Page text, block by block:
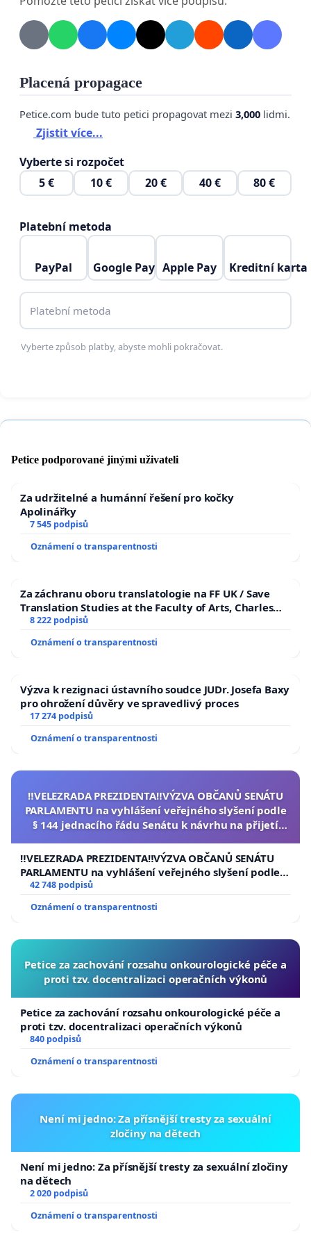
Placená propagace
Petice.com bude tuto petici propagovat mezi 3,000 lidmi.
Zjistit více...
Vyberte si rozpočet
5 €
10 € 20 € 40 € 80 €
Platební metoda
PayPal Google Pay Apple Pay Kreditní karta
Platební metoda
Vyberte způsob platby, abyste mohli pokračovat.
Petice podporované jinými uživateli
Za udržitelné a humánní řešení pro kočky
Apolinářky
7 545 podpisů
Oznámení o transparentnosti
Za záchranu oboru translatologie na FF UK / Save
Translation Studies at the Faculty of Arts, Charles
University
8 222 podpisů
Oznámení o transparentnosti
Výzva k rezignaci ústavního soudce JUDr. Josefa Baxy
pro ohrožení důvěry ve spravedlivý proces
17 274 podpisů
Oznámení o transparentnosti
‼️VELEZRADA PREZIDENTA‼️VÝZVA OBČANŮ SENÁTU
PARLAMENTU na vyhlášení veřejného slyšení podle
§ 144 jednacího řádu Senátu k návrhu na přijetí
republiky
‼️VELEZRADA PREZIDENTA‼️VÝZVA OBČANŮ SENÁTU
PARLAMENTU na vyhlášení veřejného slyšení podle §
144 jednacího řádu Senátu k návrhu na přijetí
usnesení k podání ústavní žaloby na prezidenta
republiky
42 748 podpisů
Oznámení o transparentnosti
Petice za zachování rozsahu onkourologické péče a
proti tzv. docentralizaci operačních výkonů
Petice za zachování rozsahu onkourologické péče a
proti tzv. docentralizaci operačních výkonů
840 podpisů
Oznámení o transparentnosti
Není mi jedno: Za přísnější tresty za sexuální
zločiny na dětech
Není mi jedno: Za přísnější tresty za sexuální zločiny
na dětech
2 020 podpisů
Oznámení o transparentnosti